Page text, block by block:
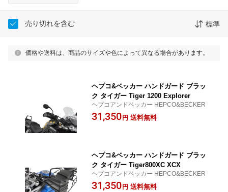
売り切れを含む 標準
価格や送料は、商品のサイズや色によって異なる場合があります。
ヘプコ&ベッカー ハンドガード ブラッ
ク タイガー Tiger 1200 Explorer
ヘプコアンドベッカー HEPCO&BECKER
31,350円 送料無料
ヘプコ&ベッカー ハンドガード ブラッ
ク タイガー Tiger800XC XCX
ヘプコアンドベッカー HEPCO&BECKER
31,350円 送料無料